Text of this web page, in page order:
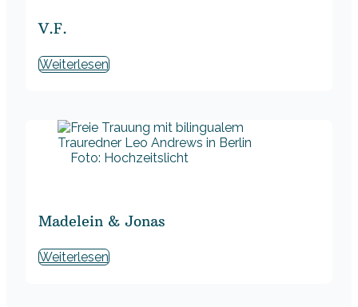
V.F.
Weiterlesen
Foto: Hochzeitslicht
Madelein & Jonas
Weiterlesen